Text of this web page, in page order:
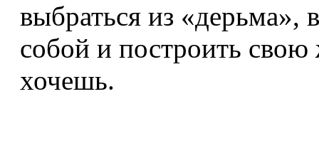
выбраться из «дерьма»,
собой и построить свою
хочешь.